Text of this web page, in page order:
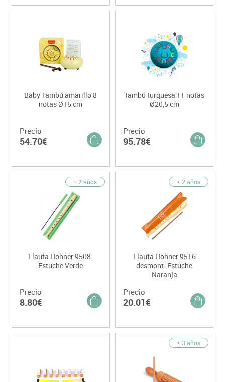
Baby Tambú amarillo 8
notas Ø15 cm
Precio
54.70€
Tambú turquesa 11 notas
Ø20,5 cm
Precio
95.78€
+ 2 años
Flauta Hohner 9508.
Estuche Verde
Precio
8.80€
+ 2 años
Flauta Hohner 9516
desmont. Estuche
Naranja
Precio
20.01€
+ 3 años